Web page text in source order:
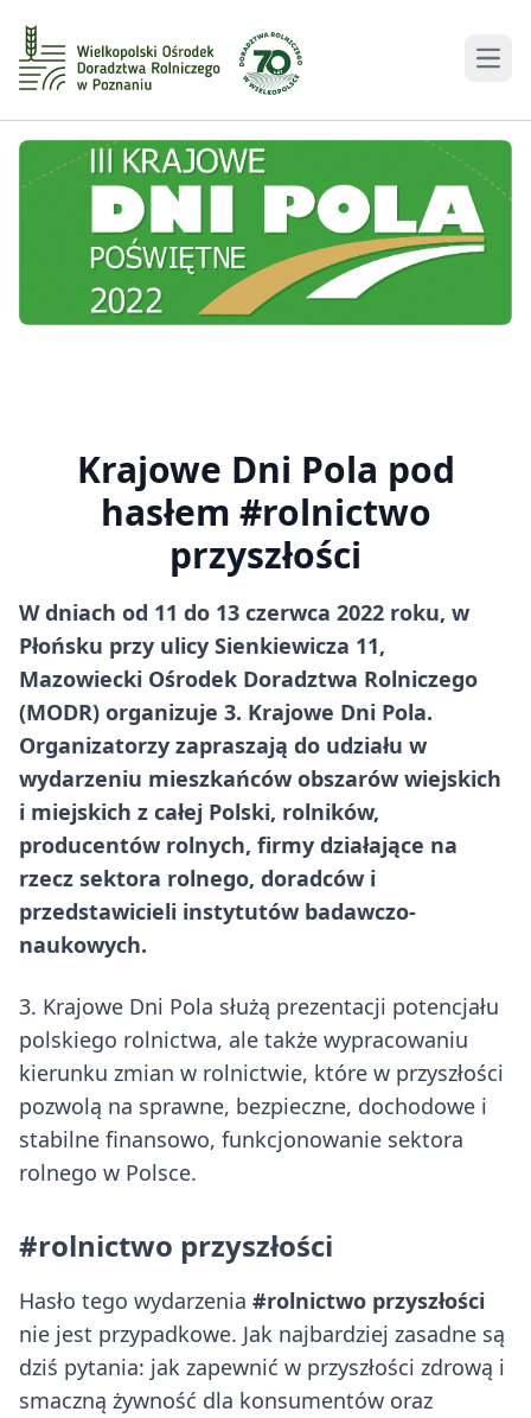
Krajowe Dni Pola pod
hasłem #rolnictwo
przyszłości
W dniach od 11 do 13 czerwca 2022 roku, w
Płońsku przy ulicy Sienkiewicza 11,
Mazowiecki Ośrodek Doradztwa Rolniczego
(MODR) organizuje 3. Krajowe Dni Pola.
Organizatorzy zapraszają do udziału w
wydarzeniu mieszkańców obszarów wiejskich
i miejskich z całej Polski, rolników,
producentów rolnych, firmy działające na
rzecz sektora rolnego, doradców i
przedstawicieli instytutów badawczo-
naukowych.
3. Krajowe Dni Pola służą prezentacji potencjału
polskiego rolnictwa, ale także wypracowaniu
kierunku zmian w rolnictwie, które w przyszłości
pozwolą na sprawne, bezpieczne, dochodowe i
stabilne finansowo, funkcjonowanie sektora
rolnego w Polsce.
#rolnictwo przyszłości
Hasło tego wydarzenia #rolnictwo przyszłości
nie jest przypadkowe. Jak najbardziej zasadne są
dziś pytania: jak zapewnić w przyszłości zdrową i
smaczną żywność dla konsumentów oraz